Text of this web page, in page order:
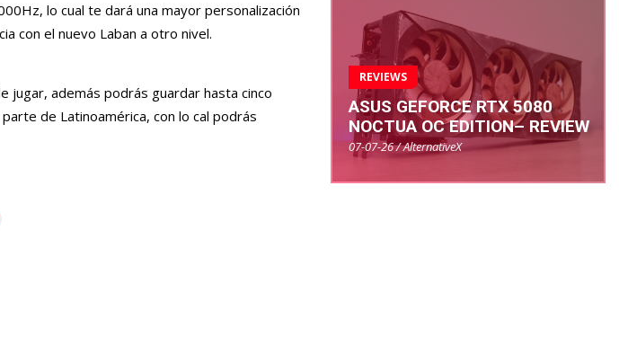
lo cual te dará una mayor personalización
con el nuevo Laban a otro nivel.
jugar, además podrás guardar hasta cinco
de Latinoamérica, con lo cal podrás
REVIEWS
ASUS GEFORCE RTX 5080
NOCTUA OC EDITION– REVIEW
07-07-26 / AlternativeX